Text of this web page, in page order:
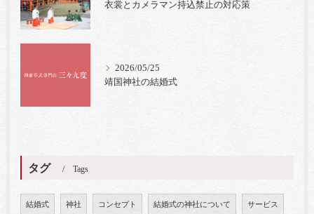
衣裳とカメラマン持込禁止の対応策
2026/05/25
靖国神社の結婚式
タグ Tags
結婚式 神社 コンセプト 結婚式の神社について サービス